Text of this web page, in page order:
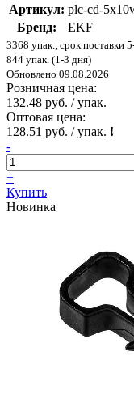
Артикул: plc-cd-
Бренд:
EKF
3368 упак., срок поставки
844 упак. (1-3 дня)
Обновлено 09.08.2026
Розничная цена:
132.48 руб. / упак.
Оптовая цена:
128.51 руб. / упак. !
-
+
Купить
Новинка